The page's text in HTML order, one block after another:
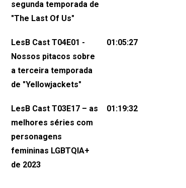
não esqueça de visitar nosso site e
sociais:Twitter: ⁠⁠⁠⁠@lesbout_br⁠⁠⁠⁠ Instagram:
do LesB Cast:Apresentação de
Karolen Passos
(⁠⁠⁠⁠⁠⁠@KarolenPassos⁠⁠⁠⁠⁠⁠)Participação de
Pollyelly FlorêncioEdição de Naiady
Machado
segunda temporada de
"The Last Of Us"
LesB Cast T04E01 -
Nossos pitacos sobre
a terceira temporada
de "Yellowjackets"
01:05:27
LesB Cast T03E17 – as
melhores séries com
personagens
femininas LGBTQIA+
de 2023
01:19:32